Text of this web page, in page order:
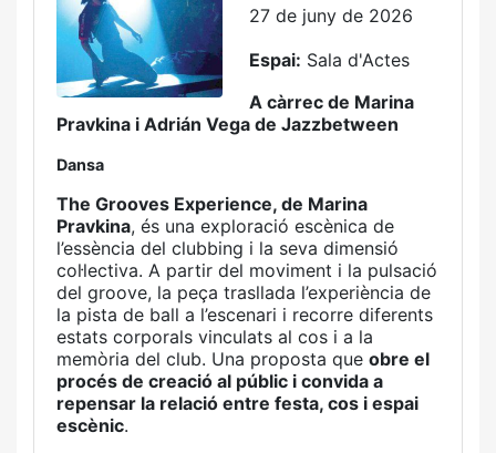
27 de juny de 2026
Espai: Sala d'Actes
A càrrec de Marina
Pravkina i Adrián Vega de Jazzbetween
Dansa
The Grooves Experience, de Marina
Pravkina, és una exploració escènica de
l’essència del clubbing i la seva dimensió
col·lectiva. A partir del moviment i la pulsació
del groove, la peça trasllada l’experiència de
la pista de ball a l’escenari i recorre diferents
estats corporals vinculats al cos i a la
memòria del club. Una proposta que obre el
procés de creació al públic i convida a
repensar la relació entre festa, cos i espai
escènic.